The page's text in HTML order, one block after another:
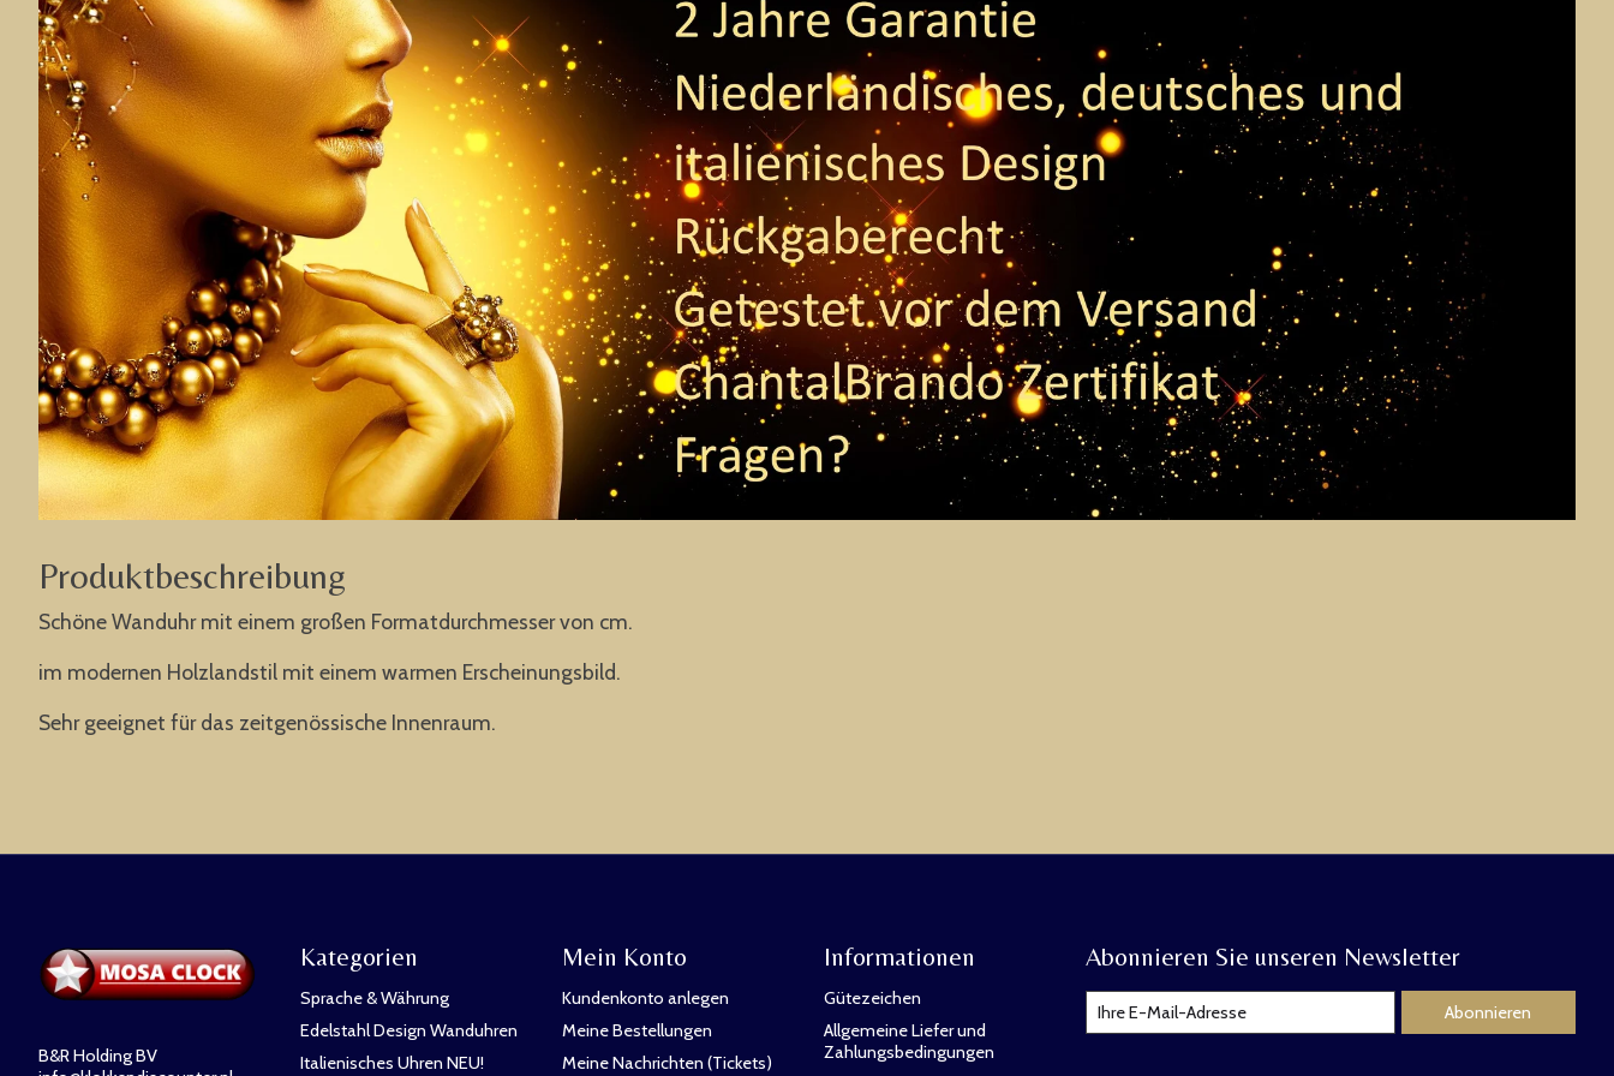
Produktbeschreibung
Schöne Wanduhr mit einem großen Formatdurchmesser von cm.
im modernen Holzlandstil mit einem warmen Erscheinungsbild.
Sehr geeignet für das zeitgenössische Innenraum.
B&R Holding BV
Kategorien
Sprache & Währung
Edelstahl Design Wanduhren
Italienisches Uhren NEU!
Mein Konto
Kundenkonto anlegen
Meine Bestellungen
Meine Nachrichten (Tickets)
Informationen
Gütezeichen
Allgemeine Liefer und
Zahlungsbedingungen
Abonnieren Sie unseren Newsletter
Abonnieren